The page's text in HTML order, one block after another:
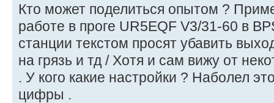
Кто может поделиться опытом ?
работе в проге UR5EQF V3/31-60 в
станции текстом просят убавить
на грязь и тд / Хотя и сам вижу от
. У кого какие настройки ? Наболел
цифры .